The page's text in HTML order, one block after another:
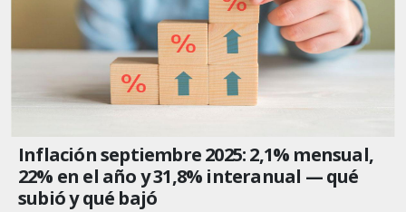
Inflación septiembre 2025: 2,1% mensual,
22% en el año y 31,8% interanual — qué
subió y qué bajó